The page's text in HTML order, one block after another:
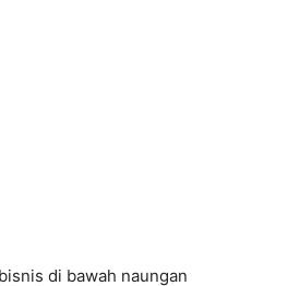
di bawah naungan